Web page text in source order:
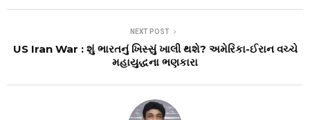
NEXT POST
US Iran War : શું ભારતનું ખિસ્સું ખાલી થશે? અમેરિકા-ઈરાન વચ્ચે
મહાયુદ્ધના ભણકારા